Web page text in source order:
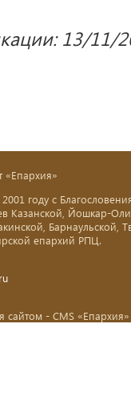
13/11/
«Епархия»
году с
Казанской, Йошкар-
Барнаульской,
епархий РПЦ.
сайтом - CMS «Епархия»